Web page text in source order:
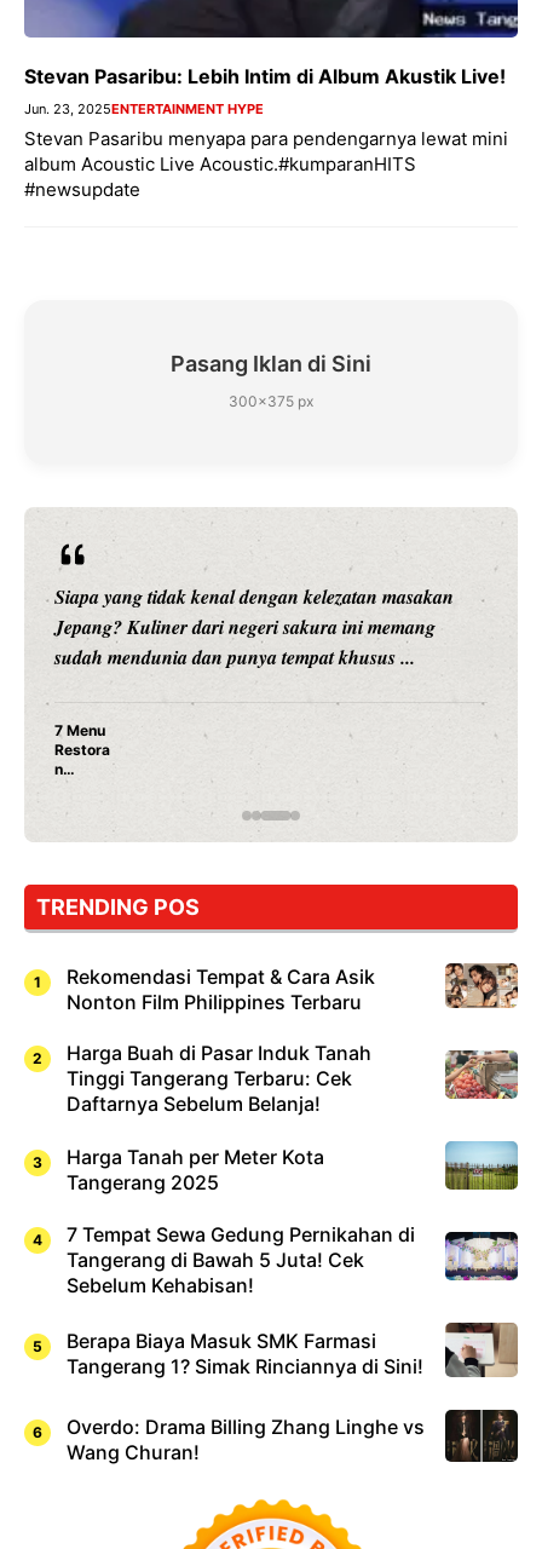
Stevan Pasaribu: Lebih Intim di Album Akustik Live!
Jun. 23, 2025ENTERTAINMENT HYPE
Stevan Pasaribu menyapa para pendengarnya lewat mini
album Acoustic Live Acoustic.#kumparanHITS
#newsupdate
Pasang Iklan di Sini
300×375 px
Siapa yang tidak kenal dengan kelezatan masakan
Jepang? Kuliner dari negeri sakura ini memang
sudah mendunia dan punya tempat khusus ...
7 Menu
Restora
n
Jepang
yang
Dicoba,
Cuma
Sushi!
TRENDING POS
Rekomendasi Tempat & Cara Asik
Nonton Film Philippines Terbaru
Harga Buah di Pasar Induk Tanah
Tinggi Tangerang Terbaru: Cek
Daftarnya Sebelum Belanja!
Harga Tanah per Meter Kota
Tangerang 2025
7 Tempat Sewa Gedung Pernikahan di
Tangerang di Bawah 5 Juta! Cek
Sebelum Kehabisan!
Berapa Biaya Masuk SMK Farmasi
Tangerang 1? Simak Rinciannya di Sini!
Overdo: Drama Billing Zhang Linghe vs
Wang Churan!